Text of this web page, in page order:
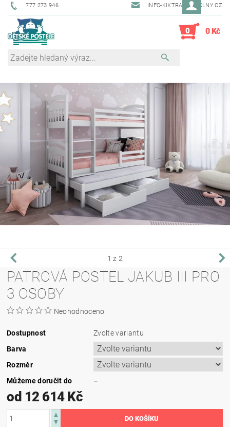
777 273 946 INFO-KIKTRADE@VOLNY.CZ
0 0 Kč
1 z 2
PATROVÁ POSTEL JAKUB III PRO
3 OSOBY
Neohodnoceno
Dostupnost
Zvolte variantu
Barva
Rozměr
Můžeme doručit do
–
od 12 614 Kč